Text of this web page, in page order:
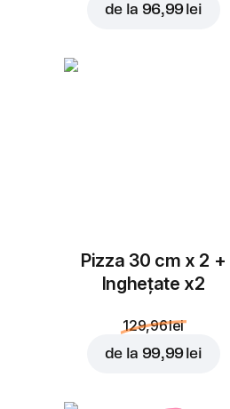
de la 96,99 lei
Pizza 30 cm x 2 +
Inghețate x2
129,96 lei
de la 99,99 lei